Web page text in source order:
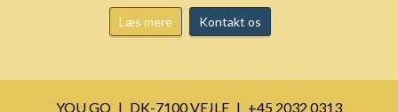
Læs mere Kontakt os
YOU GO DK-7100 VEJLE +45 2032 0313